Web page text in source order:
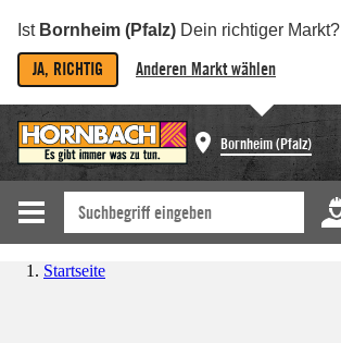
Ist Bornheim (Pfalz) Dein richtiger Markt?
JA, RICHTIG Anderen Markt wählen
Bornheim (Pfalz)
Startseite